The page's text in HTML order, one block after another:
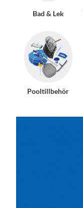
Bad & Lek
Pooltillbehör